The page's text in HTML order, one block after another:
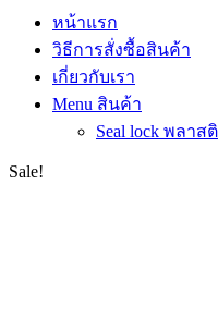
หน้าแรก
วิธีการสั่งซื้อสินค้า
เกี่ยวกับเรา
Menu สินค้า
Seal lock พลา
Sale!